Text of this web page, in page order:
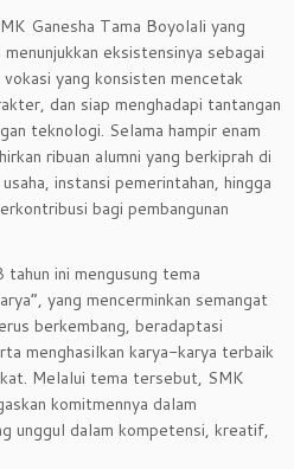
Ganesha Tama Boyolali yang
eksistensinya sebagai
yang konsisten mencetak
dan siap menghadapi tantangan
teknologi. Selama hampir enam
ribuan alumni yang berkiprah di
instansi pemerintahan, hingga
bagi pembangunan
ini mengusung tema
yang mencerminkan semangat
berkembang, beradaptasi
menghasilkan karya-karya terbaik
Melalui tema tersebut, SMK
komitmennya dalam
unggul dalam kompetensi, kreatif,